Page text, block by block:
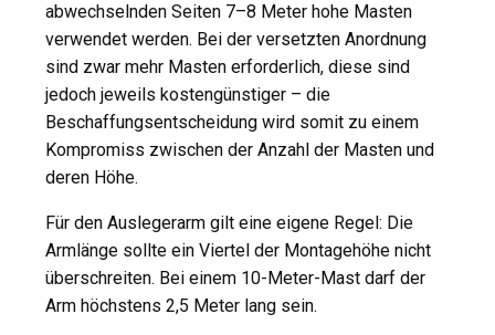
abwechselnden Seiten 7–8 Meter hohe Masten
verwendet werden. Bei der versetzten Anordnung
sind zwar mehr Masten erforderlich, diese sind
jedoch jeweils kostengünstiger – die
Beschaffungsentscheidung wird somit zu einem
Kompromiss zwischen der Anzahl der Masten und
deren Höhe.
Für den Auslegerarm gilt eine eigene Regel: Die
Armlänge sollte ein Viertel der Montagehöhe nicht
überschreiten. Bei einem 10-Meter-Mast darf der
Arm höchstens 2,5 Meter lang sein.